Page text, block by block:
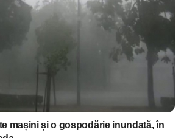
mașini și o gospodărie inundată, în